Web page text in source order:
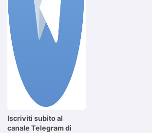
Iscriviti subito al
canale Telegram di